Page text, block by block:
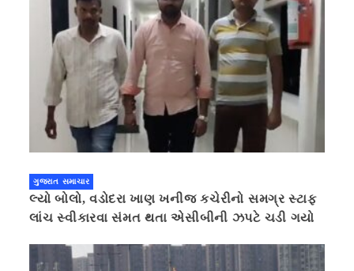
ગુજરાત સમાચાર
લ્યો બોલો, વડોદરા ખાણ ખનીજ કચેરીનો સમગ્ર સ્ટાફ
લાંચ સ્વીકારવા સંમત થતા એસીબીની ઝપટે ચડી ગયો